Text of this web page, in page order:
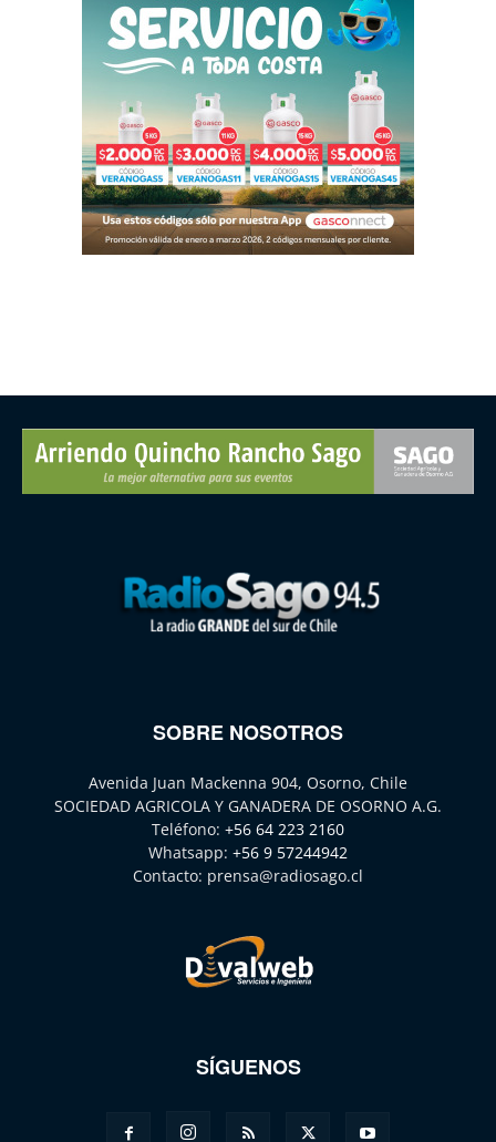
SOBRE NOSOTROS
Avenida Juan Mackenna 904, Osorno, Chile
SOCIEDAD AGRICOLA Y GANADERA DE OSORNO A.G.
Teléfono: +56 64 223 2160
Whatsapp: +56 9 57244942
Contacto: prensa@radiosago.cl
SÍGUENOS